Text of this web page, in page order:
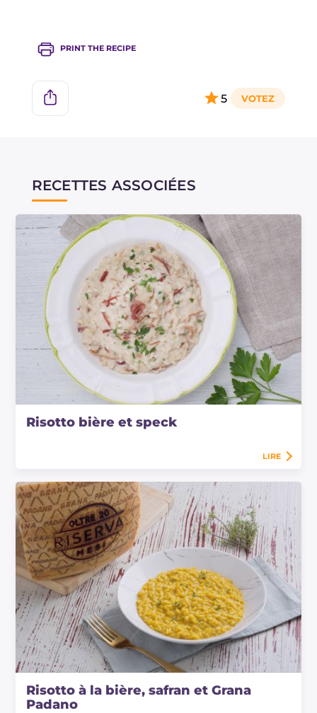
PRINT THE RECIPE
5
RECETTES ASSOCIÉES
Risotto bière et speck
LIRE
Risotto à la bière, safran et Grana
Padano